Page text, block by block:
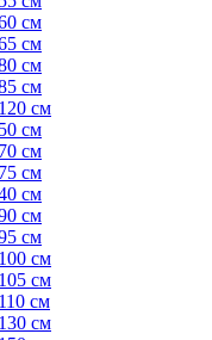
см
см
см
см
120 см
50 см
70 см
75 см
см
см
см
100 см
105 см
110 см
130 см